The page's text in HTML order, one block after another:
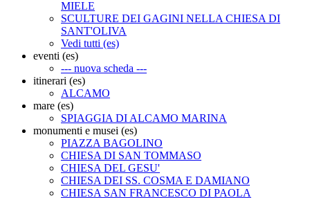
MIELE
SCULTURE DEI GAGINI NELLA CHIESA DI
SANT'OLIVA
Vedi tutti (es)
eventi (es)
--- nuova scheda ---
itinerari (es)
ALCAMO
mare (es)
SPIAGGIA DI ALCAMO MARINA
monumenti e musei (es)
PIAZZA BAGOLINO
CHIESA DI SAN TOMMASO
CHIESA DEL GESU'
CHIESA DEI SS. COSMA E DAMIANO
CHIESA SAN FRANCESCO DI PAOLA